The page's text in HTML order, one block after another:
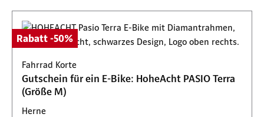
Rabatt -50%
Fahrrad Korte
Gutschein für ein E-Bike: HoheAcht PASIO Terra
(Größe M)
Herne